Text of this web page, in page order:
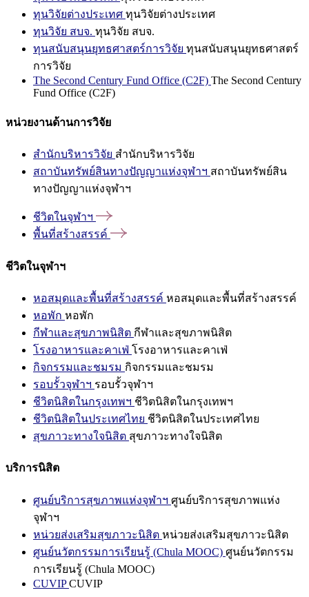
ทุนวิจัยต่างประเทศ ทุนวิจัยต่างประเทศ
ทุนวิจัย สบจ. ทุนวิจัย สบจ.
ทุนสนับสนุนยุทธศาสตร์การวิจัย ทุนสนับสนุนยุทธศาสตร์
การวิจัย
The Second Century Fund Office (C2F) The Second Century
Fund Office (C2F)
หน่วยงานด้านการวิจัย
สำนักบริหารวิจัย สำนักบริหารวิจัย
สถาบันทรัพย์สินทางปัญญาแห่งจุฬาฯ สถาบันทรัพย์สิน
ทางปัญญาแห่งจุฬาฯ
ชีวิตในจุฬาฯ
พื้นที่สร้างสรรค์
ชีวิตในจุฬาฯ
หอสมุดและพื้นที่สร้างสรรค์ หอสมุดและพื้นที่สร้างสรรค์
หอพัก หอพัก
กีฬาและสุขภาพนิสิต กีฬาและสุขภาพนิสิต
โรงอาหารและคาเฟ่ โรงอาหารและคาเฟ่
กิจกรรมและชมรม กิจกรรมและชมรม
รอบรั้วจุฬาฯ รอบรั้วจุฬาฯ
ชีวิตนิสิตในกรุงเทพฯ ชีวิตนิสิตในกรุงเทพฯ
ชีวิตนิสิตในประเทศไทย ชีวิตนิสิตในประเทศไทย
สุขภาวะทางใจนิสิต สุขภาวะทางใจนิสิต
บริการนิสิต
ศูนย์บริการสุขภาพแห่งจุฬาฯ ศูนย์บริการสุขภาพแห่ง
จุฬาฯ
หน่วยส่งเสริมสุขภาวะนิสิต หน่วยส่งเสริมสุขภาวะนิสิต
ศูนย์นวัตกรรมการเรียนรู้ (Chula MOOC) ศูนย์นวัตกรรม
การเรียนรู้ (Chula MOOC)
CUVIPCUVIP